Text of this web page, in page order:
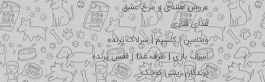
عروس هلندی و مرغ عشق
غذای قناری
ویتامین | کلسیم | سرلاک پرنده
اسباب بازی | ظرف غذا | قفس پرنده
پرندگان زینتی کوچک